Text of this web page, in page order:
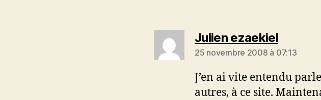
Julien ezaekieldit :
25 novembre 2008 à 07:13
J’en ai vite entendu
autres, à ce site.